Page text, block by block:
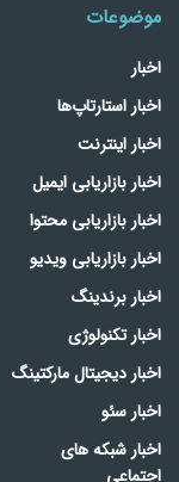
موضوعات
اخبار
اخبار استارتاپ‌ها
اخبار اینترنت
اخبار بازاریابی ایمیل
اخبار بازاریابی محتوا
اخبار بازاریابی ویدیو
اخبار برندینگ
اخبار تکنولوژی
اخبار دیجیتال مارکتینگ
اخبار سئو
اخبار شبکه های
اجتماعی